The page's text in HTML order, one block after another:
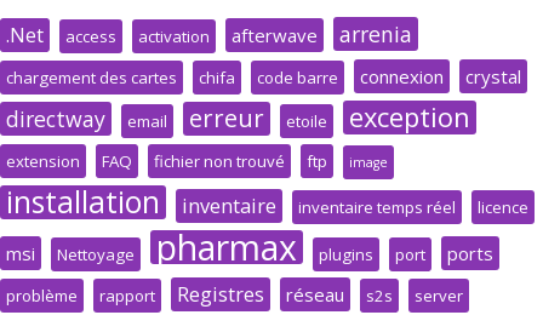
.Net access activation afterwave arrenia
chargement des cartes chifa code barre connexion crystal
directway email erreur etoile exception
extension FAQ fichier non trouvé ftp image
installation inventaire inventaire temps réel licence
msi Nettoyage pharmax plugins port ports
problème rapport Registres réseau s2s server